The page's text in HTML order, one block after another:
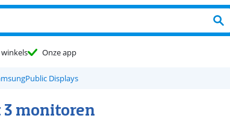
Onze app
Public Displays
monitoren